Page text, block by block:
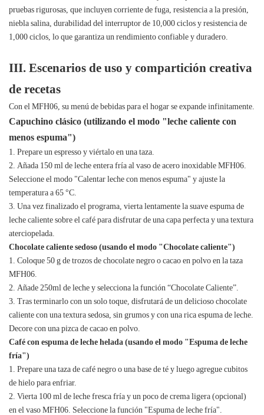
pruebas rigurosas, que incluyen corriente de fuga, resistencia a la presión,
niebla salina, durabilidad del interruptor de 10,000 ciclos y resistencia de
1,000 ciclos, lo que garantiza un rendimiento confiable y duradero.
III. Escenarios de uso y compartición creativa
de recetas
Con el MFH06, su menú de bebidas para el hogar se expande infinitamente.
Capuchino clásico (utilizando el modo "leche caliente con
menos espuma")
1. Prepare un espresso y viértalo en una taza.
2. Añada 150 ml de leche entera fría al vaso de acero inoxidable MFH06.
Seleccione el modo "Calentar leche con menos espuma" y ajuste la
temperatura a 65 °C.
3. Una vez finalizado el programa, vierta lentamente la suave espuma de
leche caliente sobre el café para disfrutar de una capa perfecta y una textura
aterciopelada.
Chocolate caliente sedoso (usando el modo "Chocolate caliente")
1. Coloque 50 g de trozos de chocolate negro o cacao en polvo en la taza
MFH06.
2. Añade 250ml de leche y selecciona la función “Chocolate Caliente”.
3. Tras terminarlo con un solo toque, disfrutará de un delicioso chocolate
caliente con una textura sedosa, sin grumos y con una rica espuma de leche.
Decore con una pizca de cacao en polvo.
Café con espuma de leche helada (usando el modo "Espuma de leche
fría")
1. Prepare una taza de café negro o una base de té y luego agregue cubitos
de hielo para enfriar.
2. Vierta 100 ml de leche fresca fría y un poco de crema ligera (opcional)
en el vaso MFH06. Seleccione la función "Espuma de leche fría".